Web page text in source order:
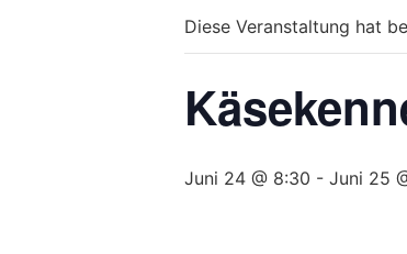
Diese Veranstaltung hat
Juni 24 @ 8:30 - Juni 25